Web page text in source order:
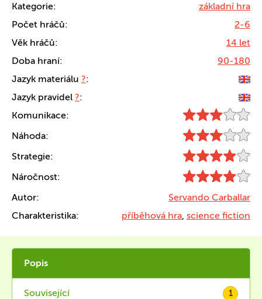
Kategorie:
základní hra
Počet hráčů:
2-6
Věk hráčů:
14 let
Doba hraní:
90-180
Jazyk materiálu ?:
Jazyk pravidel ?:
Komunikace:
Náhoda:
Strategie:
Náročnost:
Autor:
Servando Carballar
Charakteristika:
příběhová hra, science fiction
Popis
Související 1